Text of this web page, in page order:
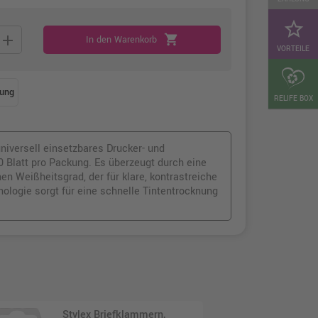
star_border
VORTEILE
RELIFE BOX
add In den Warenkorb shopping_cart
einsetzbares Drucker- und
pro Packung. Es überzeugt durch eine
Weißheitsgrad, der für klare, kontrastreiche
sorgt für eine schnelle Tintentrocknung
Stylex Briefklammern,